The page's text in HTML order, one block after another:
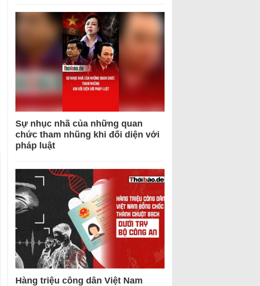
Sự nhục nhã của những quan
chức tham nhũng khi đối diện với
pháp luật
Hàng triệu công dân Việt Nam